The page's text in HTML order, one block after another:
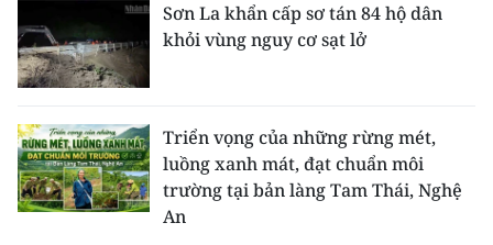
Sơn La khẩn cấp sơ tán 84 hộ dân
khỏi vùng nguy cơ sạt lở
Triển vọng của những rừng mét,
luồng xanh mát, đạt chuẩn môi
trường tại bản làng Tam Thái, Nghệ
An